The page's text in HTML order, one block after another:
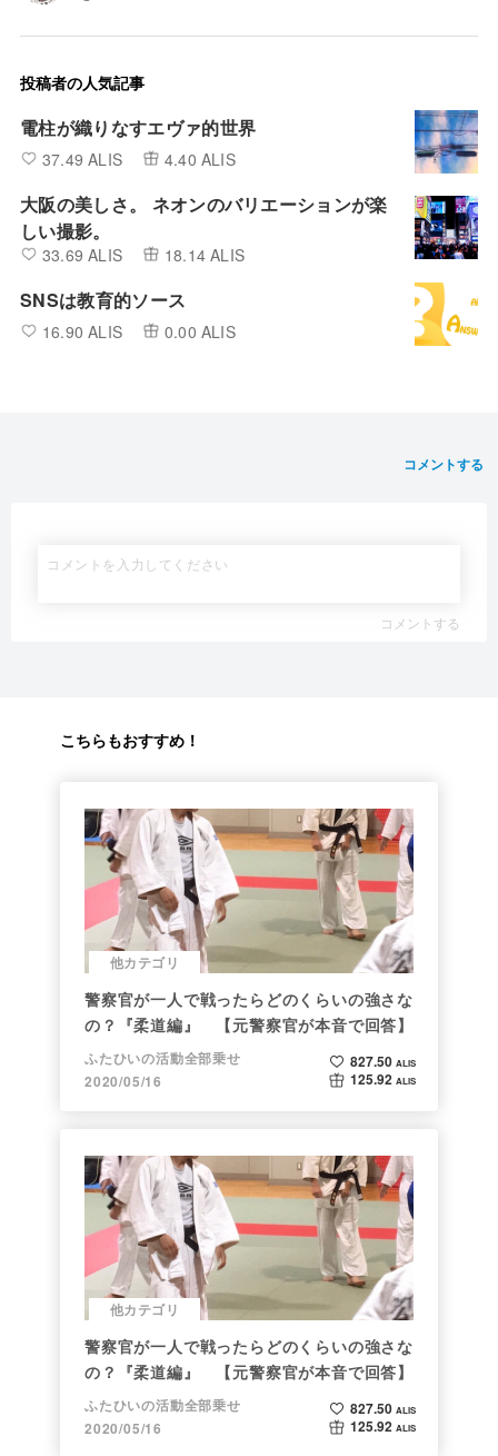
投稿者の人気記事
電柱が織りなすエヴァ的世界
37.49 ALIS 4.40 ALIS
大阪の美しさ。 ネオンのバリエーションが楽
しい撮影。
33.69 ALIS 18.14 ALIS
SNSは教育的ソース
16.90 ALIS 0.00 ALIS
コメントする
コメントする
こちらもおすすめ！
他カテゴリ
警察官が一人で戦ったらどのくらいの強さな
の？『柔道編』 【元警察官が本音で回答】
ふたひいの活動全部乗せ
2020/05/16
827.50 ALIS
125.92 ALIS
他カテゴリ
警察官が一人で戦ったらどのくらいの強さな
の？『柔道編』 【元警察官が本音で回答】
ふたひいの活動全部乗せ
2020/05/16
827.50 ALIS
125.92 ALIS